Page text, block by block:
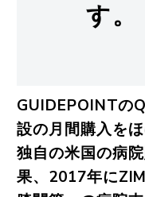
す。
GUIDEPOINTの
設の月間購入を
独自の米国の病
果、2017年に